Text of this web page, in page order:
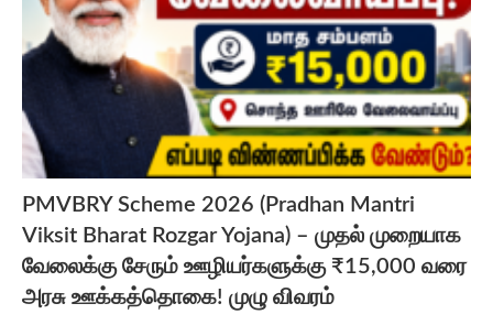
PMVBRY Scheme 2026 (Pradhan Mantri
Viksit Bharat Rozgar Yojana) – முதல் முறையாக
வேலைக்கு சேரும் ஊழியர்களுக்கு ₹15,000 வரை
அரசு ஊக்கத்தொகை! முழு விவரம்